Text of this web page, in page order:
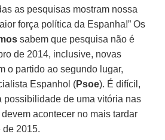
as pesquisas mostram nossa
força política da Espanha!” Os
sabem que pesquisa não é
de 2014, inclusive, novas
o partido ao segundo lugar,
Espanhol (Psoe). É difícil,
possibilidade de uma vitória nas
acontecer no mais tardar
de 2015.